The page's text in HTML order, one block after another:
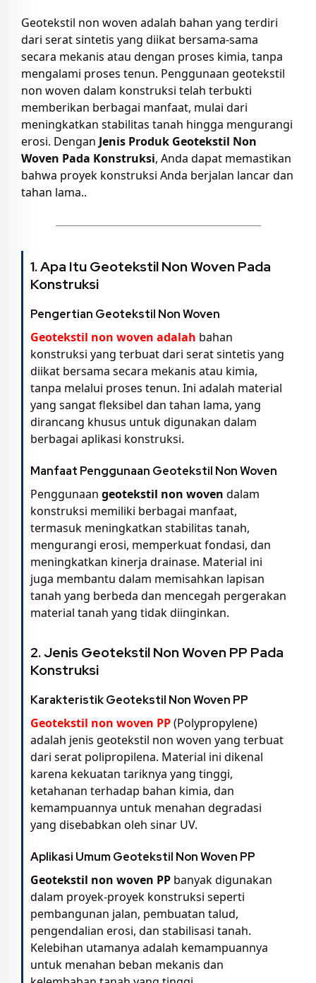
Geotekstil non woven adalah bahan yang terdiri
dari serat sintetis yang diikat bersama-sama
secara mekanis atau dengan proses kimia, tanpa
mengalami proses tenun. Penggunaan geotekstil
non woven dalam konstruksi telah terbukti
memberikan berbagai manfaat, mulai dari
meningkatkan stabilitas tanah hingga mengurangi
erosi. Dengan Jenis Produk Geotekstil Non
Woven Pada Konstruksi, Anda dapat memastikan
bahwa proyek konstruksi Anda berjalan lancar dan
tahan lama..
1. Apa Itu Geotekstil Non Woven Pada
Konstruksi
Pengertian Geotekstil Non Woven
Geotekstil non woven adalah bahan
konstruksi yang terbuat dari serat sintetis yang
diikat bersama secara mekanis atau kimia,
tanpa melalui proses tenun. Ini adalah material
yang sangat fleksibel dan tahan lama, yang
dirancang khusus untuk digunakan dalam
berbagai aplikasi konstruksi.
Manfaat Penggunaan Geotekstil Non Woven
Penggunaan geotekstil non woven dalam
konstruksi memiliki berbagai manfaat,
termasuk meningkatkan stabilitas tanah,
mengurangi erosi, memperkuat fondasi, dan
meningkatkan kinerja drainase. Material ini
juga membantu dalam memisahkan lapisan
tanah yang berbeda dan mencegah pergerakan
material tanah yang tidak diinginkan.
2. Jenis Geotekstil Non Woven PP Pada
Konstruksi
Karakteristik Geotekstil Non Woven PP
Geotekstil non woven PP(Polypropylene)
adalah jenis geotekstil non woven yang terbuat
dari serat polipropilena. Material ini dikenal
karena kekuatan tariknya yang tinggi,
ketahanan terhadap bahan kimia, dan
kemampuannya untuk menahan degradasi
yang disebabkan oleh sinar UV.
Aplikasi Umum Geotekstil Non Woven PP
Geotekstil non woven PP banyak digunakan
dalam proyek-proyek konstruksi seperti
pembangunan jalan, pembuatan talud,
pengendalian erosi, dan stabilisasi tanah.
Kelebihan utamanya adalah kemampuannya
untuk menahan beban mekanis dan